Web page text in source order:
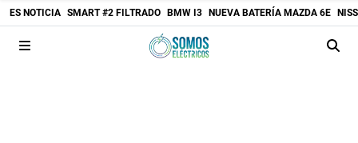
ES NOTICIA SMART #2 FILTRADO BMW I3 NUEVA BATERÍA MAZDA 6E